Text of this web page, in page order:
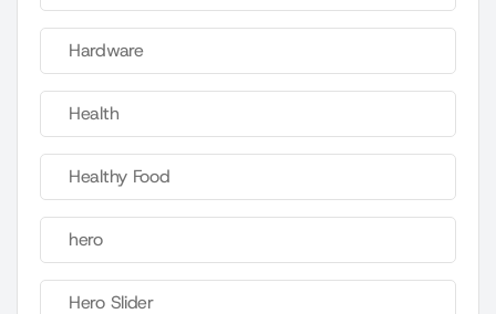
Hardware
Health
Healthy Food
hero
Hero Slider